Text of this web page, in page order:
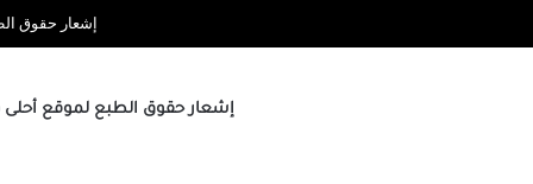
إشعار حقوق
إشعار حقوق الطبع لموقع أحلى